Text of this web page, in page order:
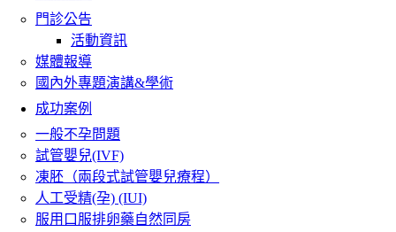
門診公告
活動資訊
媒體報導
國內外專題演講&學術
成功案例
一般不孕問題
試管嬰兒(IVF)
凍胚（兩段式試管嬰兒療程）
人工受精(孕) (IUI)
服用口服排卵藥自然同房